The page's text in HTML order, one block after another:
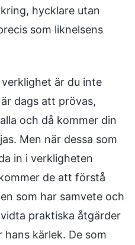
hycklare utan
som liknelsens
är du inte
dags att prövas,
och då kommer din
Men när dessa som
in i verkligheten
de att förstå
som har samvete och
praktiska åtgärder
kärlek. De som